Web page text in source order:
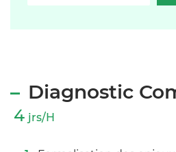
Diagnostic
4 jrs/H